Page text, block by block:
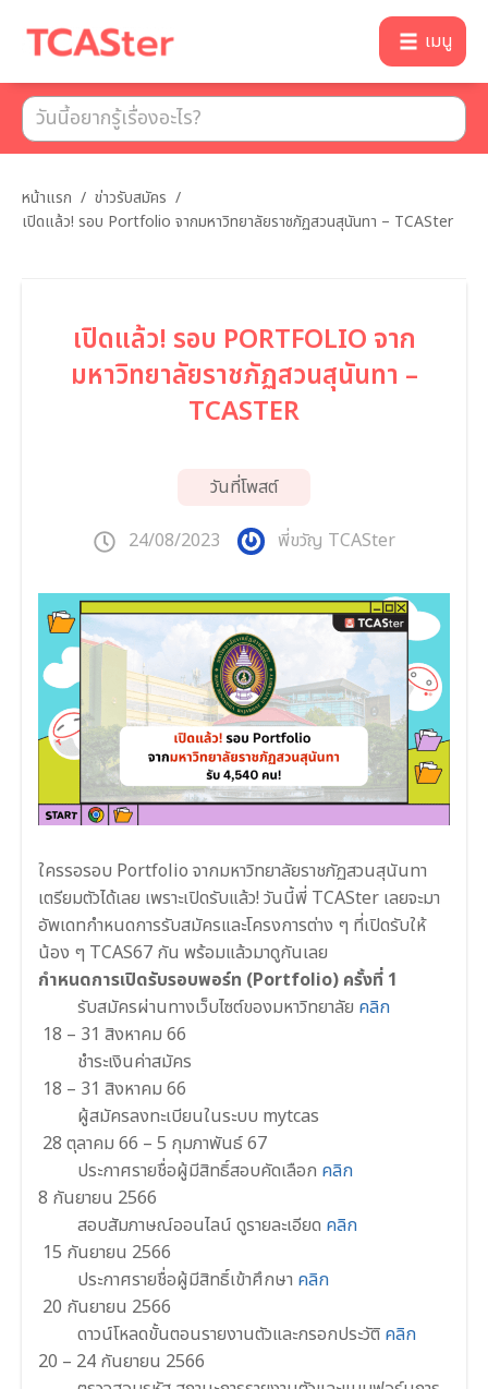
เมนู
หน้าแรก / ข่าวรับสมัคร /
เปิดแล้ว! รอบ Portfolio จากมหาวิทยาลัยราชภัฏสวนสุนันทา – TCASter
เปิดแล้ว! รอบ PORTFOLIO จาก
มหาวิทยาลัยราชภัฏสวนสุนันทา –
TCASTER
วันที่โพสต์
24/08/2023 พี่ขวัญ TCASter
ใครรอรอบ Portfolio จากมหาวิทยาลัยราชภัฏสวนสุนันทา
เตรียมตัวได้เลย เพราะเปิดรับแล้ว! วันนี้พี่ TCASter เลยจะมา
อัพเดทกำหนดการรับสมัครและโครงการต่าง ๆ ที่เปิดรับให้
น้อง ๆ TCAS67 กัน พร้อมแล้วมาดูกันเลย
กำหนดการเปิดรับรอบพอร์ท (Portfolio) ครั้งที่ 1
รับสมัครผ่านทางเว็บไซต์ของมหาวิทยาลัย คลิก
18 – 31 สิงหาคม 66
ชำระเงินค่าสมัคร
18 – 31 สิงหาคม 66
ผู้สมัครลงทะเบียนในระบบ mytcas
28 ตุลาคม 66 – 5 กุมภาพันธ์ 67
ประกาศรายชื่อผู้มีสิทธิ์สอบคัดเลือก คลิก
8 กันยายน 2566
สอบสัมภาษณ์ออนไลน์ ดูรายละเอียด คลิก
15 กันยายน 2566
ประกาศรายชื่อผู้มีสิทธิ์เข้าศึกษา คลิก
20 กันยายน 2566
ดาวน์โหลดขั้นตอนรายงานตัวและกรอกประวัติ คลิก
20 – 24 กันยายน 2566